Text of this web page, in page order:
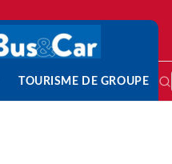
TOURISME DE GROUPE